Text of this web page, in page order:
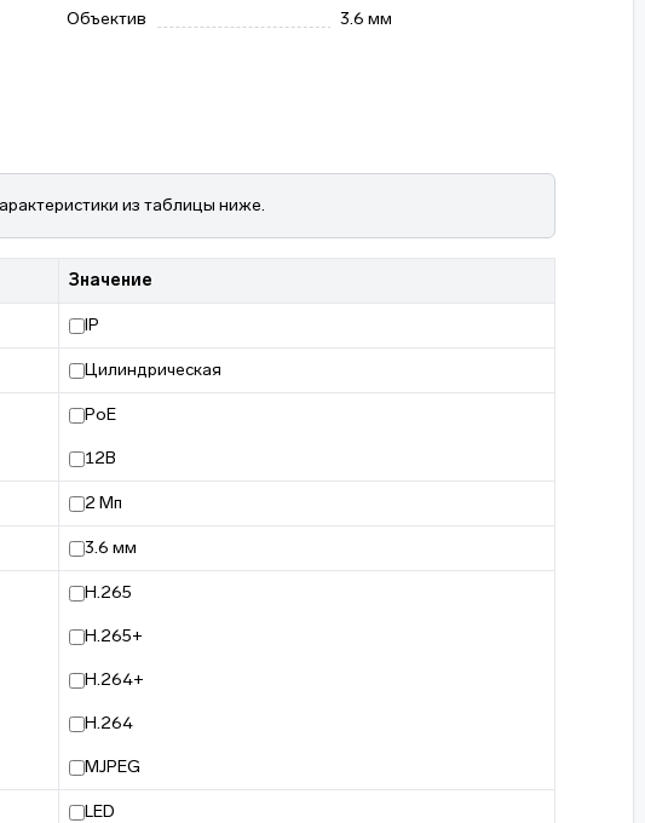
Объектив
3.6 мм
из таблицы ниже.
Значение
IP
Цилиндрическая
PoE
12В
2 Мп
3.6 мм
H.265
H.265+
H.264+
H.264
MJPEG
LED